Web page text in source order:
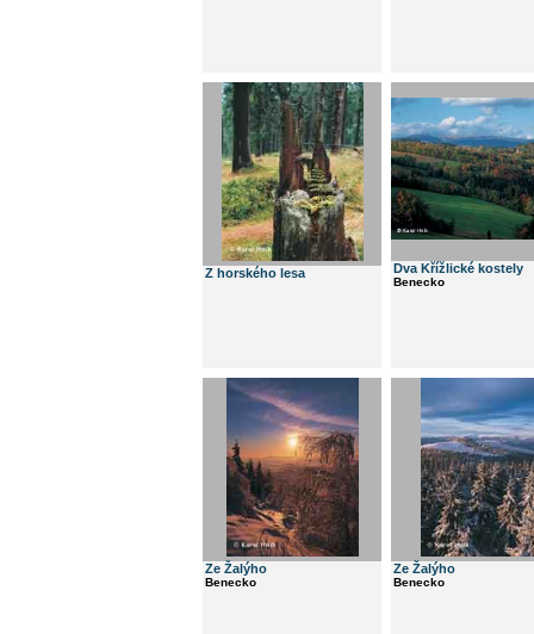
Z horského lesa Dva Křížlické kostely
Benecko
Ze Žalýho
Benecko
Ze Žalýho
Benecko